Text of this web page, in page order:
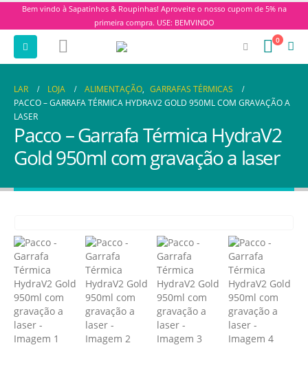
Bem vindo à Sapatinhos & Roupinhas! Aproveite o nosso cupom de 5% na
primeira compra. USE: BEMVINDO
0
LAR LOJA ALIMENTAÇÃO, GARRAFAS TÉRMICAS
PACCO – GARRAFA TÉRMICA HYDRAV2 GOLD 950ML COM GRAVAÇÃO A
LASER
Pacco – Garrafa Térmica HydraV2
Gold 950ml com gravação a laser